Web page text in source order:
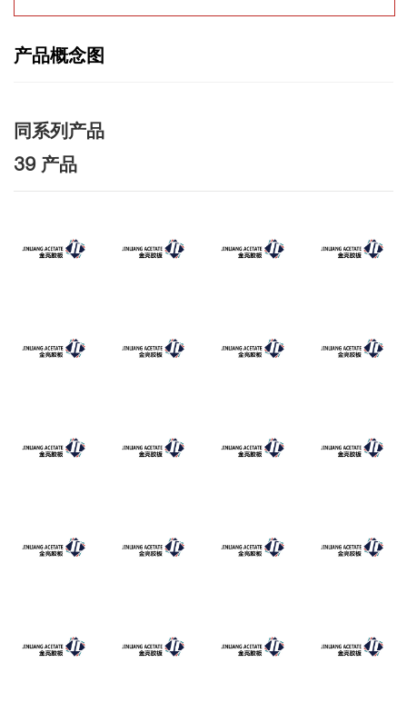
产品概念图
同系列产品
39 产品